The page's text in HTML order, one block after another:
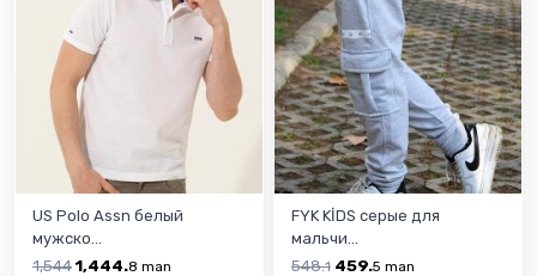
US Polo Assn белый
мужско...
1,5441,444.8 man
FYK KİDS серые для
мальчи...
548.1 459.5 man